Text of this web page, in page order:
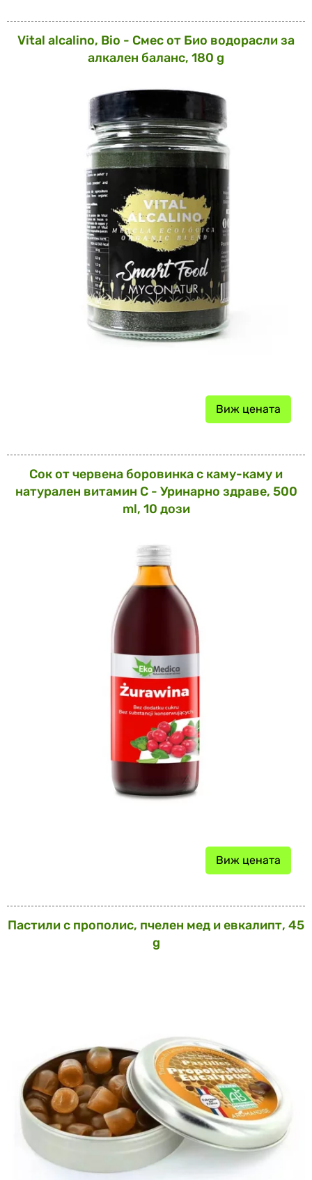
Vital alcalino, Bio - Смес от Био водорасли за
алкален баланс, 180 g
Виж цената
Сок от червена боровинка с каму-каму и
натурален витамин С - Уринарно здраве, 500
ml, 10 дози
Виж цената
Пастили с прополис, пчелен мед и евкалипт, 45
g